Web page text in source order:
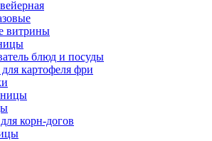
витрины
блюд и посуды
картофеля фри
корн-догов